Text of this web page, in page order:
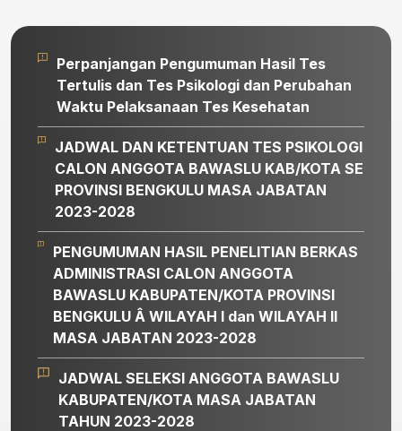
Perpanjangan Pengumuman Hasil Tes
Tertulis dan Tes Psikologi dan Perubahan
Waktu Pelaksanaan Tes Kesehatan
JADWAL DAN KETENTUAN TES PSIKOLOGI
CALON ANGGOTA BAWASLU KAB/KOTA SE
PROVINSI BENGKULU MASA JABATAN
2023-2028
PENGUMUMAN HASIL PENELITIAN BERKAS
ADMINISTRASI CALON ANGGOTA
BAWASLU KABUPATEN/KOTA PROVINSI
BENGKULU Â WILAYAH I dan WILAYAH II
MASA JABATAN 2023-2028
JADWAL SELEKSI ANGGOTA BAWASLU
KABUPATEN/KOTA MASA JABATAN
TAHUN 2023-2028